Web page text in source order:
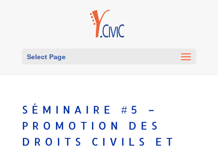
Select Page
SÉMINAIRE #5 –
PROMOTION DES
DROITS CIVILS ET